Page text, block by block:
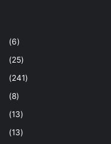
(6)
(25)
(241)
(8)
(13)
(13)